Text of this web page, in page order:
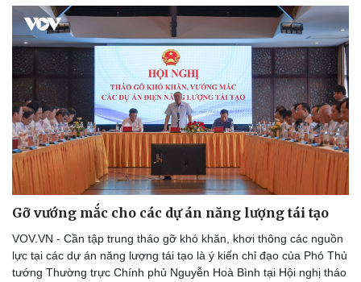
Gỡ vướng mắc cho các dự án năng lượng tái tạo
VOV.VN - Cần tập trung tháo gỡ khó khăn, khơi thông các nguồn
lực tại các dự án năng lượng tái tạo là ý kiến chỉ đạo của Phó Thủ
tướng Thường trực Chính phủ Nguyễn Hoà Bình tại Hội nghị tháo